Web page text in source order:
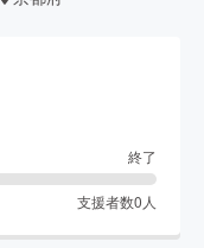
終了
支援者数0 人